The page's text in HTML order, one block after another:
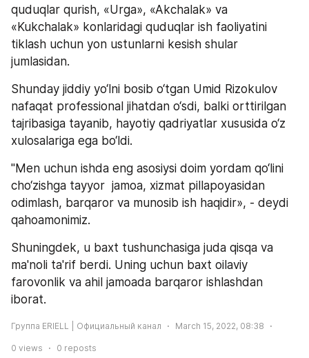
quduqlar qurish, «Urga», «Akchalak» va
«Kukchalak» konlaridagi quduqlar ish faoliyatini
tiklash uchun yon ustunlarni kesish shular
jumlasidan.
Shunday jiddiy yo‘lni bosib o‘tgan Umid Rizokulov
nafaqat professional jihatdan o‘sdi, balki orttirilgan
tajribasiga tayanib, hayotiy qadriyatlar xususida o‘z
xulosalariga ega bo‘ldi.
"Men uchun ishda eng asosiysi doim yordam qo‘lini
cho‘zishga tayyor  jamoa, xizmat pillapoyasidan
odimlash, barqaror va munosib ish haqidir», - deydi
qahoamonimiz.
Shuningdek, u baxt tushunchasiga juda qisqa va
ma'noli ta'rif berdi. Uning uchun baxt oilaviy
farovonlik va ahil jamoada barqaror ishlashdan
iborat.
Группа ERIELL | Официальный канал March 15, 2022, 08:38
0 views 0 reposts